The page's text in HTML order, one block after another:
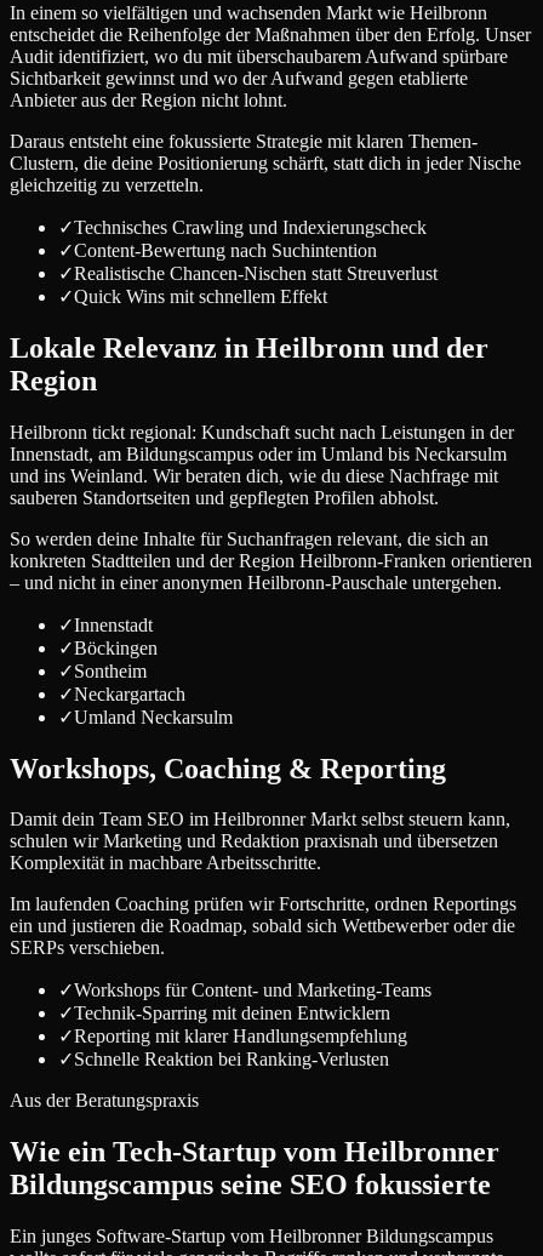
In einem so vielfältigen und wachsenden Markt wie Heilbronn
entscheidet die Reihenfolge der Maßnahmen über den Erfolg. Unser
Audit identifiziert, wo du mit überschaubarem Aufwand spürbare
Sichtbarkeit gewinnst und wo der Aufwand gegen etablierte
Anbieter aus der Region nicht lohnt.
Daraus entsteht eine fokussierte Strategie mit klaren Themen-
Clustern, die deine Positionierung schärft, statt dich in jeder Nische
gleichzeitig zu verzetteln.
✓Technisches Crawling und Indexierungscheck
✓Content-Bewertung nach Suchintention
✓Realistische Chancen-Nischen statt Streuverlust
✓Quick Wins mit schnellem Effekt
Lokale Relevanz in Heilbronn und der
Region
Heilbronn tickt regional: Kundschaft sucht nach Leistungen in der
Innenstadt, am Bildungscampus oder im Umland bis Neckarsulm
und ins Weinland. Wir beraten dich, wie du diese Nachfrage mit
sauberen Standortseiten und gepflegten Profilen abholst.
So werden deine Inhalte für Suchanfragen relevant, die sich an
konkreten Stadtteilen und der Region Heilbronn-Franken orientieren
– und nicht in einer anonymen Heilbronn-Pauschale untergehen.
✓Innenstadt
✓Böckingen
✓Sontheim
✓Neckargartach
✓Umland Neckarsulm
Workshops, Coaching & Reporting
Damit dein Team SEO im Heilbronner Markt selbst steuern kann,
schulen wir Marketing und Redaktion praxisnah und übersetzen
Komplexität in machbare Arbeitsschritte.
Im laufenden Coaching prüfen wir Fortschritte, ordnen Reportings
ein und justieren die Roadmap, sobald sich Wettbewerber oder die
SERPs verschieben.
✓Workshops für Content- und Marketing-Teams
✓Technik-Sparring mit deinen Entwicklern
✓Reporting mit klarer Handlungsempfehlung
✓Schnelle Reaktion bei Ranking-Verlusten
Aus der Beratungspraxis
Wie ein Tech-Startup vom Heilbronner
Bildungscampus seine SEO fokussierte
Ein junges Software-Startup vom Heilbronner Bildungscampus